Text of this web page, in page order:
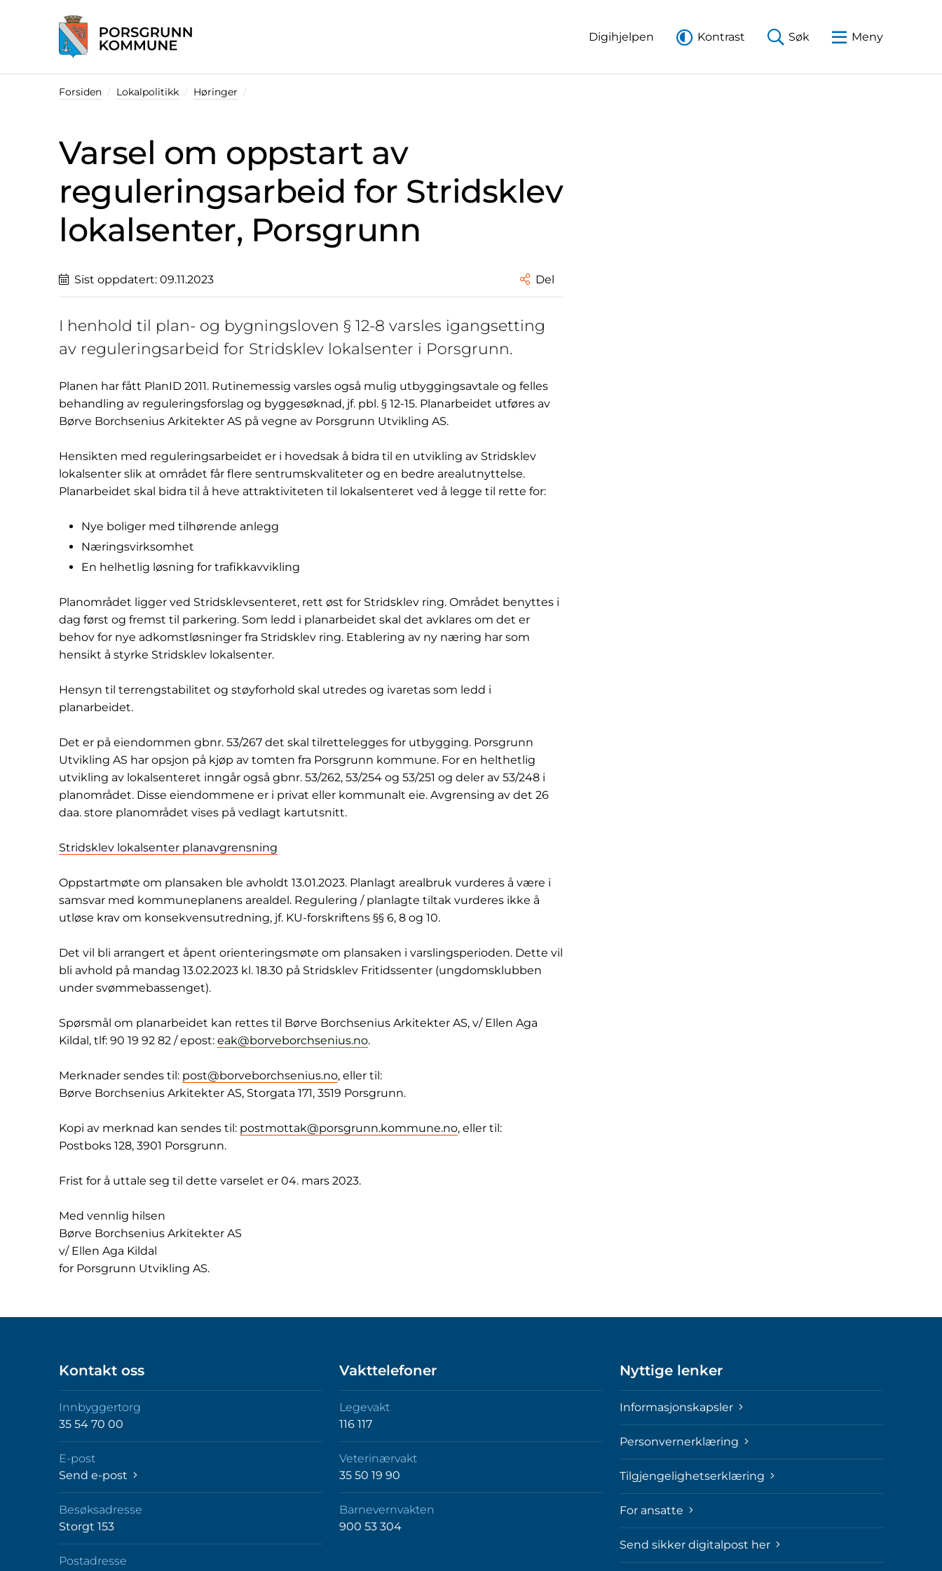
Digihjelpen Kontrast Søk Meny
Forsiden Lokalpolitikk Høringer
Varsel om oppstart av
reguleringsarbeid for Stridsklev
lokalsenter, Porsgrunn
Sist oppdatert: 09.11.2023 Del
I henhold til plan- og bygningsloven § 12-8 varsles igangsetting
av reguleringsarbeid for Stridsklev lokalsenter i Porsgrunn.
Planen har fått PlanID 2011. Rutinemessig varsles også mulig utbyggingsavtale og felles
behandling av reguleringsforslag og byggesøknad, jf. pbl. § 12-15. Planarbeidet utføres av
Børve Borchsenius Arkitekter AS på vegne av Porsgrunn Utvikling AS.
Hensikten med reguleringsarbeidet er i hovedsak å bidra til en utvikling av Stridsklev
lokalsenter slik at området får flere sentrumskvaliteter og en bedre arealutnyttelse.
Planarbeidet skal bidra til å heve attraktiviteten til lokalsenteret ved å legge til rette for:
Nye boliger med tilhørende anlegg
Næringsvirksomhet
En helhetlig løsning for trafikkavvikling
Planområdet ligger ved Stridsklevsenteret, rett øst for Stridsklev ring. Området benyttes i
dag først og fremst til parkering. Som ledd i planarbeidet skal det avklares om det er
behov for nye adkomstløsninger fra Stridsklev ring. Etablering av ny næring har som
hensikt å styrke Stridsklev lokalsenter.
Hensyn til terrengstabilitet og støyforhold skal utredes og ivaretas som ledd i
planarbeidet.
Det er på eiendommen gbnr. 53/267 det skal tilrettelegges for utbygging. Porsgrunn
Utvikling AS har opsjon på kjøp av tomten fra Porsgrunn kommune. For en helthetlig
utvikling av lokalsenteret inngår også gbnr. 53/262, 53/254 og 53/251 og deler av 53/248 i
planområdet. Disse eiendommene er i privat eller kommunalt eie. Avgrensing av det 26
daa. store planområdet vises på vedlagt kartutsnitt.
Stridsklev lokalsenter planavgrensning
Oppstartmøte om plansaken ble avholdt 13.01.2023. Planlagt arealbruk vurderes å være i
samsvar med kommuneplanens arealdel. Regulering / planlagte tiltak vurderes ikke å
utløse krav om konsekvensutredning, jf. KU-forskriftens §§ 6, 8 og 10.
Det vil bli arrangert et åpent orienteringsmøte om plansaken i varslingsperioden. Dette vil
bli avhold på mandag 13.02.2023 kl. 18.30 på Stridsklev Fritidssenter (ungdomsklubben
under svømmebassenget).
Spørsmål om planarbeidet kan rettes til Børve Borchsenius Arkitekter AS, v/ Ellen Aga
Kildal, tlf: 90 19 92 82 / epost: eak@borveborchsenius.no.
Merknader sendes til: post@borveborchsenius.no, eller til:
Børve Borchsenius Arkitekter AS, Storgata 171, 3519 Porsgrunn.
Kopi av merknad kan sendes til: postmottak@porsgrunn.kommune.no, eller til:
Postboks 128, 3901 Porsgrunn.
Frist for å uttale seg til dette varselet er 04. mars 2023.
Med vennlig hilsen
Børve Borchsenius Arkitekter AS
v/ Ellen Aga Kildal
for Porsgrunn Utvikling AS.
Kontakt oss
Innbyggertorg
35 54 70 00
E-post
Send e-post
Besøksadresse
Storgt 153
Postadresse
Vakttelefoner
Legevakt
116 117
Veterinærvakt
35 50 19 90
Barnevernvakten
900 53 304
Nyttige lenker
Informasjonskapsler
Personvernerklæring
Tilgjengelighetserklæring
For ansatte
Send sikker digitalpost her